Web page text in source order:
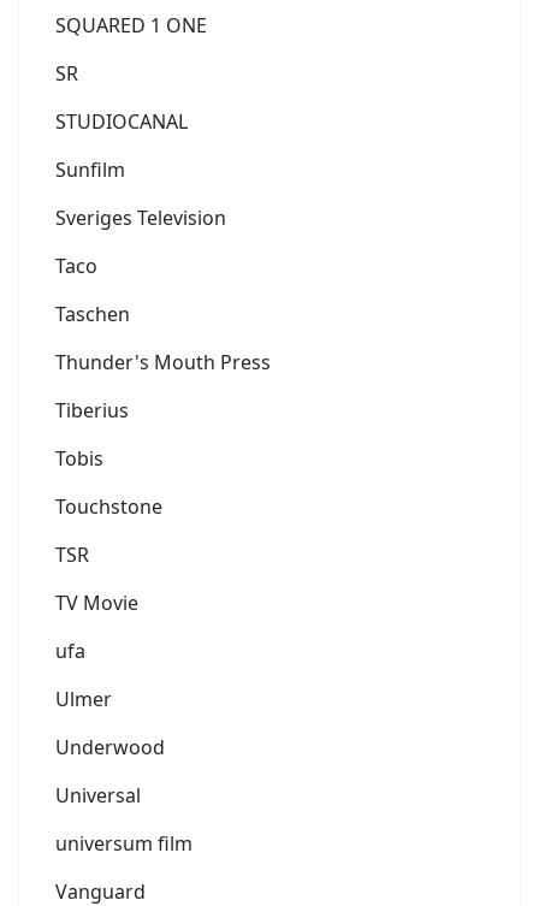
SQUARED 1 ONE
SR
STUDIOCANAL
Sunfilm
Sveriges Television
Taco
Taschen
Thunder's Mouth Press
Tiberius
Tobis
Touchstone
TSR
TV Movie
ufa
Ulmer
Underwood
Universal
universum film
Vanguard